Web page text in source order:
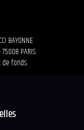
BAYONNE
PARIS
fonds.